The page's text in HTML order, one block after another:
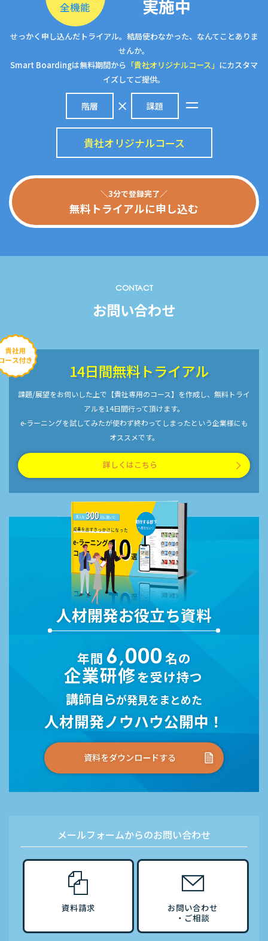
全機能 実施中
せっかく申し込んだトライアル。結局使わなかった、なんてことありま
せんか。
Smart Boardingは無料期間から 「貴社オリジナルコース」 にカスタマ
イズしてご提供。
階層 課題
貴社オリジナルコース
＼3分で登録完了／
無料トライアルに申し込む
CONTACT
お問い合わせ
14日間無料トライアル
課題/展望をお伺いした上で【貴社専用のコース】を作成し、無料トライ
アルを14日間行って頂けます。
e-ラーニングを試してみたが使わず終わってしまったという企業様にも
オススメです。
詳しくはこちら
人材開発お役立ち資料
年間 6,000名の
企業研修を受け持つ
講師自らが発見をまとめた
人材開発ノウハウ公開中！
資料をダウンロードする
メールフォームからのお問い合わせ
資料請求
お問い合わせ
・ご相談